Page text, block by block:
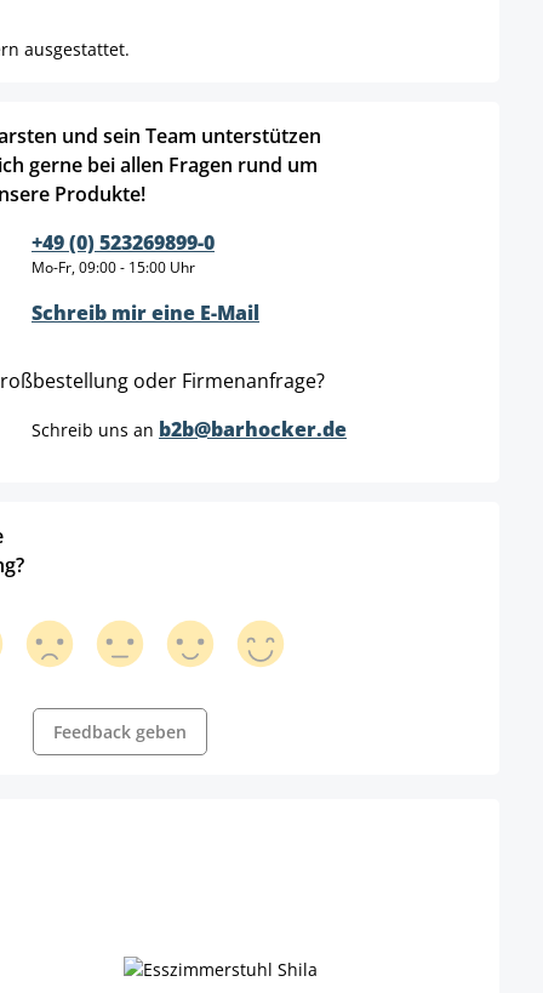
ausgestattet.
und sein Team unterstützen
gerne bei allen Fragen rund um
Produkte!
+49 (0) 523269899-0
Mo-Fr, 09:00 - 15:00 Uhr
Schreib mir eine E-Mail
oder Firmenanfrage?
Schreib uns an b2b@barhocker.de
Feedback geben